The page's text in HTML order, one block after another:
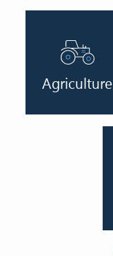
Image
Agriculture